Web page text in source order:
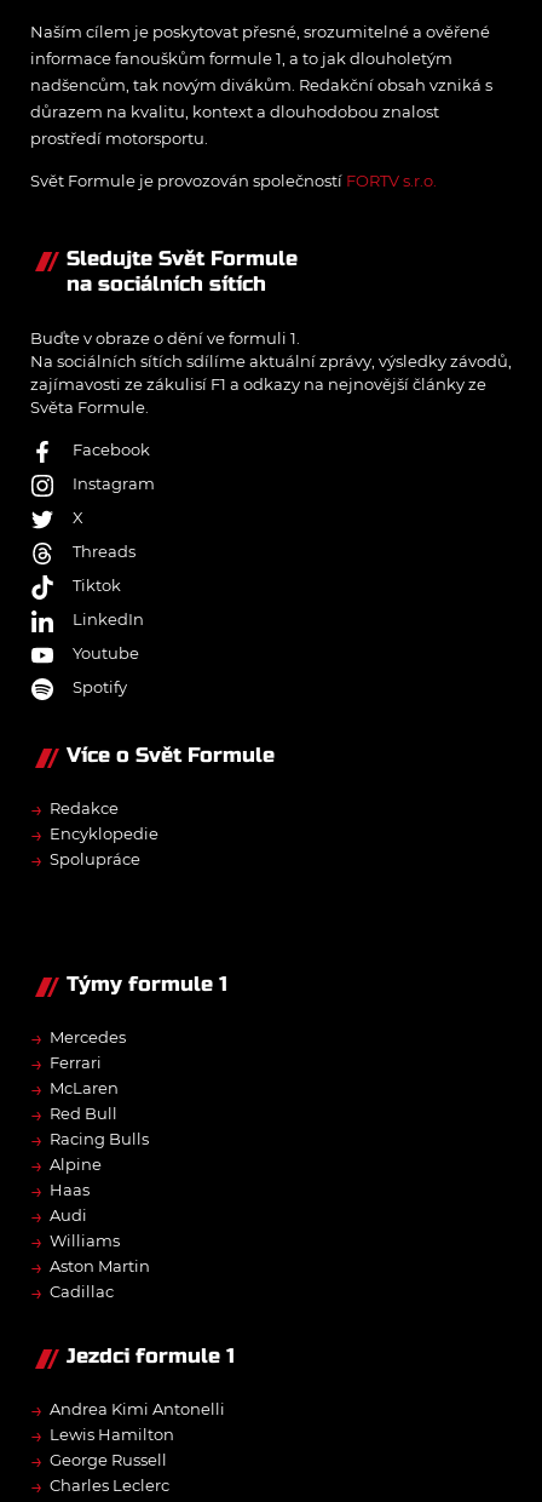
Naším cílem je poskytovat přesné, srozumitelné a ověřené
informace fanouškům formule 1, a to jak dlouholetým
nadšencům, tak novým divákům. Redakční obsah vzniká s
důrazem na kvalitu, kontext a dlouhodobou znalost
prostředí motorsportu.
Svět Formule je provozován společností FORTV s.r.o.
Sledujte Svět Formule
na sociálních sítích
Buďte v obraze o dění ve formuli 1.
Na sociálních sítích sdílíme aktuální zprávy, výsledky závodů,
zajímavosti ze zákulisí F1 a odkazy na nejnovější články ze
Světa Formule.
Facebook
Instagram
X
Threads
Tiktok
LinkedIn
Youtube
Spotify
Více o Svět Formule
→ Redakce
→ Encyklopedie
→ Spolupráce
Týmy formule 1
→ Mercedes
→ Ferrari
→ McLaren
→ Red Bull
→ Racing Bulls
→ Alpine
→ Haas
→ Audi
→ Williams
→ Aston Martin
→ Cadillac
Jezdci formule 1
→ Andrea Kimi Antonelli
→ Lewis Hamilton
→ George Russell
→ Charles Leclerc